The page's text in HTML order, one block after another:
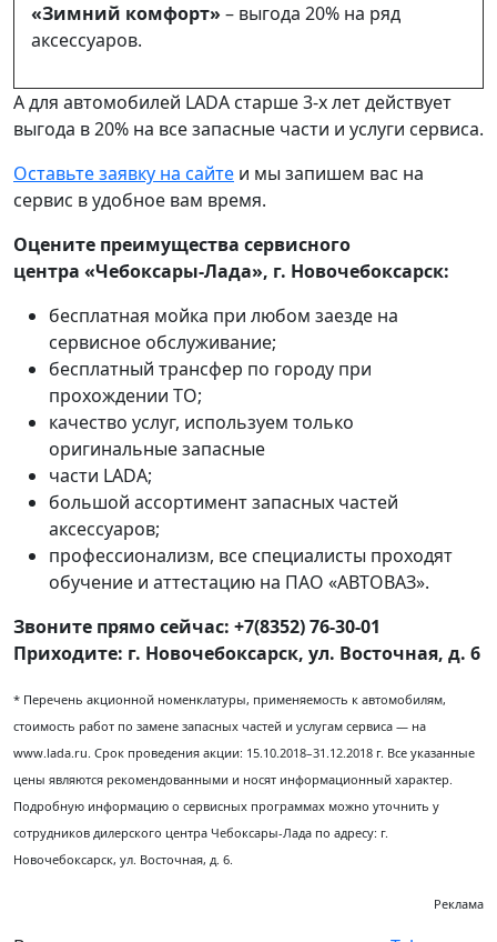
«Зимний комфорт» – выгода 20% на ряд
аксессуаров.
А для автомобилей LADA старше 3-х лет действует
выгода в 20% на все запасные части и услуги сервиса.
Оставьте заявку на сайте и мы запишем вас на
сервис в удобное вам время.
Оцените преимущества сервисного
центра «Чебоксары-Лада», г. Новочебоксарск:
бесплатная мойка при любом заезде на
сервисное обслуживание;
бесплатный трансфер по городу при
прохождении ТО;
качество услуг, используем только
оригинальные запасные
части LADA;
большой ассортимент запасных частей
аксессуаров;
профессионализм, все специалисты проходят
обучение и аттестацию на ПАО «АВТОВАЗ».
Звоните прямо сейчас: +7(8352) 76-30-01
Приходите: г. Новочебоксарск, ул. Восточная, д. 6
* Перечень акционной номенклатуры, применяемость к автомобилям,
стоимость работ по замене запасных частей и услугам сервиса — на
www.lada.ru. Срок проведения акции: 15.10.2018–31.12.2018 г. Все указанные
цены являются рекомендованными и носят информационный характер.
Подробную информацию о сервисных программах можно уточнить у
сотрудников дилерского центра Чебоксары-Лада по адресу: г.
Новочебоксарск, ул. Восточная, д. 6.
Реклама